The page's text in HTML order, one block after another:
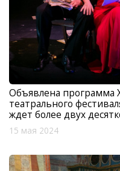
Объявлена программа
театрального
ждет более двух
15 мая 2024